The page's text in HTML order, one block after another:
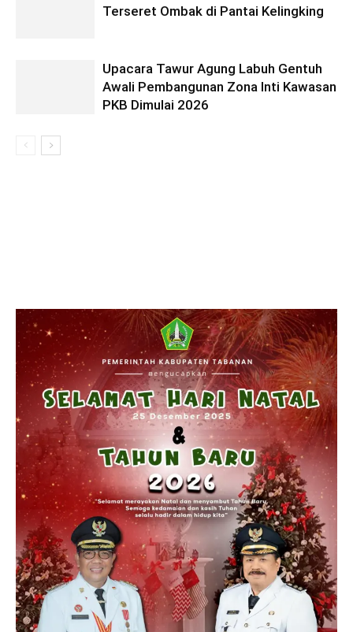
Terseret Ombak di Pantai Kelingking
Upacara Tawur Agung Labuh Gentuh
Awali Pembangunan Zona Inti Kawasan
PKB Dimulai 2026